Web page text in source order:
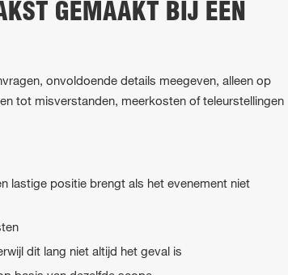
GEMAAKT BIJ EEN
onvoldoende details meegeven, alleen op
tot misverstanden, meerkosten of teleurstellingen
lastige positie brengt als het evenement niet
dit lang niet altijd het geval is